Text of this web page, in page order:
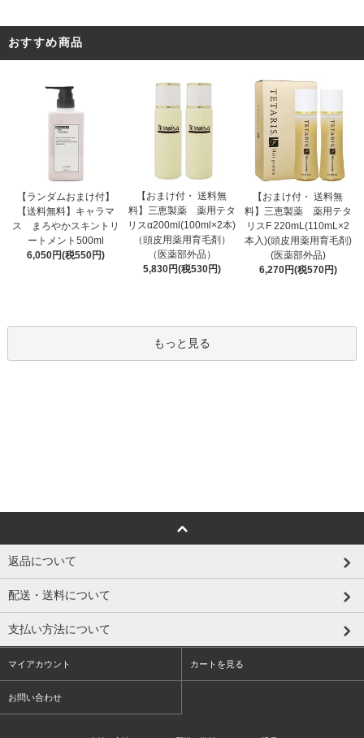
おすすめ商品
【ランダムおまけ付】
【送料無料】キャラマ
ス まろやかスキントリ
ートメント500ml
6,050円(税550円)
【おまけ付・ 送料無
料】三恵製薬 薬用テタ
リスα200ml(100ml×2本)
（頭皮用薬用育毛剤）
（医薬部外品）
5,830円(税530円)
【おまけ付・ 送料無
料】三恵製薬 薬用テタ
リスF 220mL(110mL×2
本入)(頭皮用薬用育毛剤)
(医薬部外品)
6,270円(税570円)
もっと見る
返品について
配送・送料について
支払い方法について
マイアカウント カートを見る
お問い合わせ